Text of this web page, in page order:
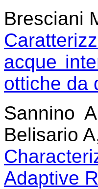
Bresciani
acque
ottiche da
Sannino
Belisario
Adaptive